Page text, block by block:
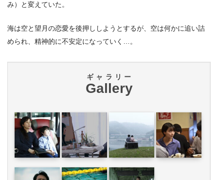
み）と変えていた。
海は空と望月の恋愛を後押ししようとするが、空は何かに追い詰
められ、精神的に不安定になっていく…。
Gallery
ギャラリー